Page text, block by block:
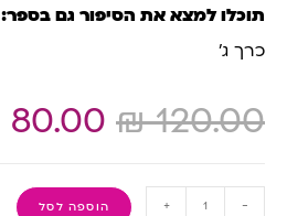
תוכלו למצא את הסיפור גם בספר:
כרך ג’
₪120.00
80.00
-
+ הוספה לסל